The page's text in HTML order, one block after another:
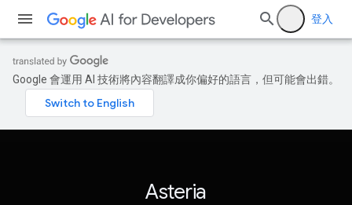
登入
Google 會運用 AI 技術將內容翻譯成你偏好的語言，但可能會出錯。
Asteria